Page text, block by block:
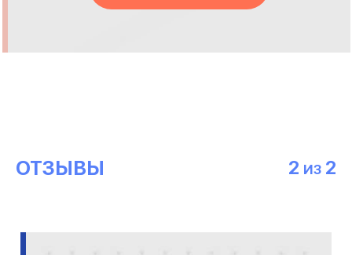
ОТЗЫВЫ 2 ИЗ 2